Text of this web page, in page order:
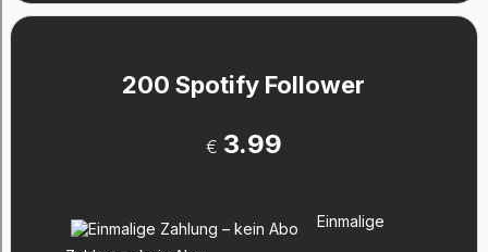
200 Spotify Follower
€ 3.99
Einmalige